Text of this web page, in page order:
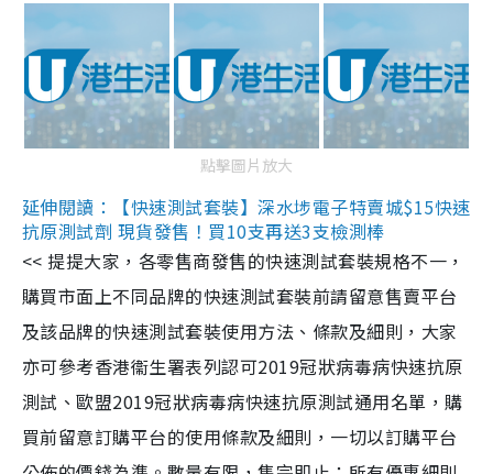
點擊圖片放大
延伸閱讀：【快速測試套裝】深水埗電子特賣城$15快速
抗原測試劑 現貨發售！買10支再送3支檢測棒
<< 提提大家，各零售商發售的快速測試套裝規格不一，
購買市面上不同品牌的快速測試套裝前請留意售賣平台
及該品牌的快速測試套裝使用方法、條款及細則，大家
亦可參考香港衞生署表列認可2019冠狀病毒病快速抗原
測試、歐盟2019冠狀病毒病快速抗原測試通用名單，購
買前留意訂購平台的使用條款及細則，一切以訂購平台